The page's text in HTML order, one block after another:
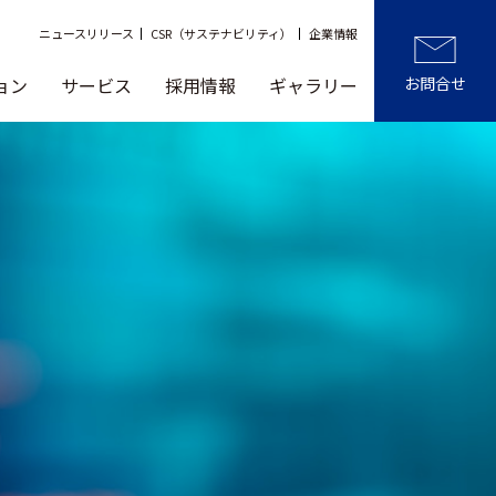
ン サービス 採用情報 ギャラリー お問合せ
ニュースリリース CSR（サステナビリティ） 企業情報